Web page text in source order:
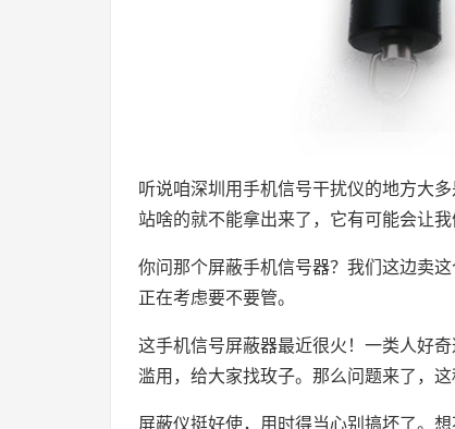
听说咱深圳用手机信号干扰仪的地方大
站啥的就不能拿出来了，它有可能会让我
你问那个屏蔽手机信号器？我们这边卖
正在考虑要不要管。
这手机信号屏蔽器最近很火！一类人好
滥用，给大家找玫子。那么问题来了，
屏蔽仪挺好使，用时得当心别搞坏了。